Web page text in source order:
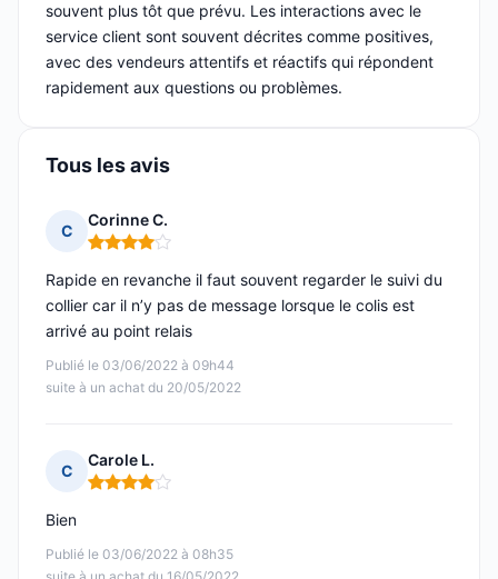
souvent plus tôt que prévu. Les interactions avec le
service client sont souvent décrites comme positives,
avec des vendeurs attentifs et réactifs qui répondent
rapidement aux questions ou problèmes.
Tous les avis
C
Corinne C.
Note : 4 sur 5
Publié le 03/06/2022 à 09h44
suite à un achat du 20/05/2022
Rapide en revanche il faut souvent regarder le suivi du
collier car il n’y pas de message lorsque le colis est
arrivé au point relais
C
Carole L.
Note : 4 sur 5
Publié le 03/06/2022 à 08h35
Bien